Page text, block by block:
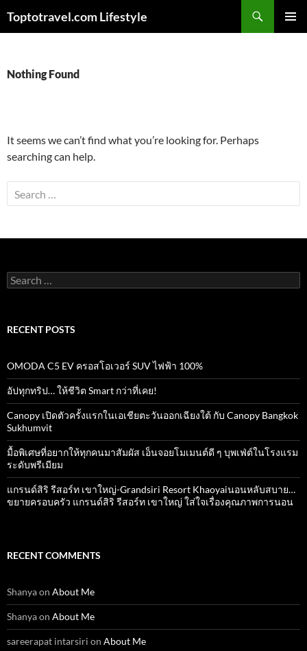
Toptotravel.com Lifestyle
Nothing Found
It seems we can’t find what you’re looking for. Perhaps
searching can help.
Search
for:
Search
for:
RECENT POSTS
OMODA C5 EV ครอสโอเวอร์ SUV ไฟฟ้า 100%
อัปทุกทริป… ให้ชีวิต Smart กว่าที่เคย!
Canopy เปิดตัวครั้งแรกในเอเชียตะวันออกเฉียงใต้ กับ Canopy Bangkok
Sukhumvit
มื้อพิเศษที่อยากให้ทุกคนมาสัมผัส เอ็นจอยโมเมนต์ดี ๆ บุพเฟ่ต์ในโรงแรม
ระดับพรีเมียม
แกรนด์สิริ​ รีสอร์ท​ เขาใหญ่​-Grandsiri​ Resort​ Khaoyaiนอนหลับสบาย…
ขยายครอบครัว แกรนด์สิริ รีสอร์ท เขาใหญ่ ใส่ใจเรื่องคุณภาพการนอน
RECENT COMMENTS
Shanyaon About Me
Shanyaon About Me
sareerapat intarsiri on About Me